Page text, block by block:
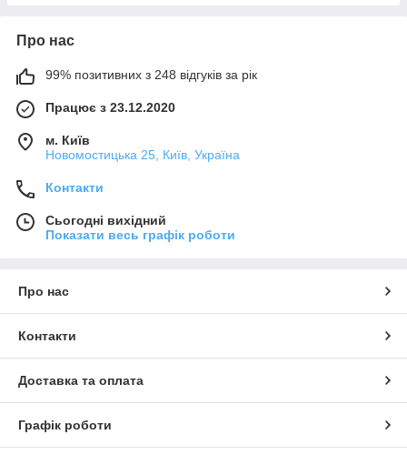
Про нас
99% позитивних з 248 відгуків за рік
Працює з 23.12.2020
м. Київ
Новомостицька 25, Київ, Україна
Контакти
Сьогодні вихідний
Показати весь графік роботи
Про нас
Контакти
Доставка та оплата
Графік роботи